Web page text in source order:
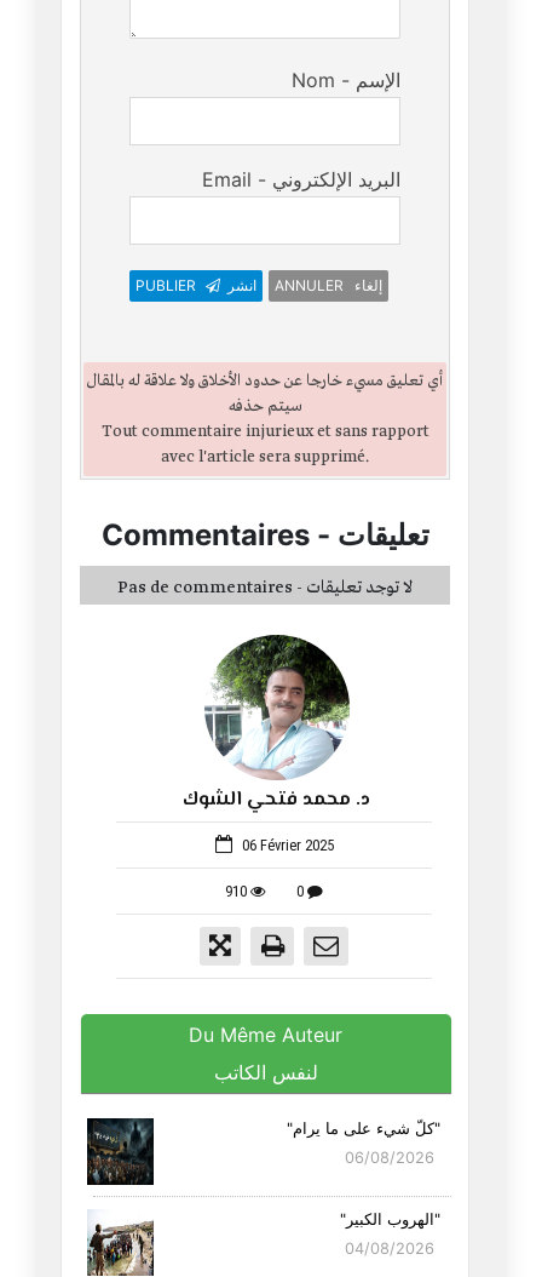
د. محمد فتحي الشوك
06 Février 2025
910 0
Du Même Auteur
لنفس الكاتب
"كلّ شيء على ما يرام"
06/08/2026
"الهروب الكبير"
04/08/2026
Nom - الإسم
Email - البريد الإلكتروني
PUBLIER انشر ANNULER إلغاء
أي تعليق مسيء خارجا عن حدود الأخلاق ولا علاقة له بالمقال
سيتم حذفه
Tout commentaire injurieux et sans rapport
avec l'article sera supprimé.
Commentaires- تعليقات
Pas de commentaires - لا توجد تعليقات